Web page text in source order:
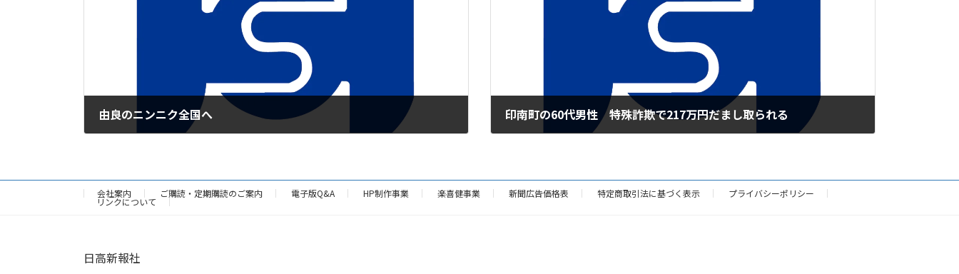
由良のニンニク全国へ 印南町の60代男性 特殊詐欺で217万円だまし取られる
会社案内 ご購読・定期購読のご案内 電子版Q&A HP制作事業 楽喜健事業 新聞広告価格表 特定商取引法に基づく表示 プライバシーポリシー
リンクについて
日高新報社